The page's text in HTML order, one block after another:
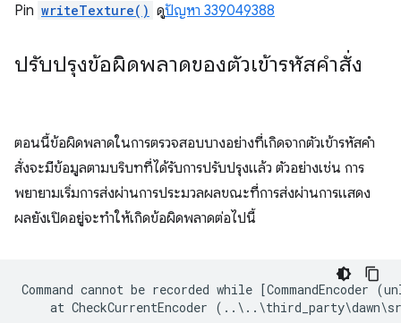
Pin writeTexture() ดูปัญหา 339049388
ปรับปรุงข้อผิดพลาดของตัวเข้ารหัสคำสั่ง
ตอนนี้ข้อผิดพลาดในการตรวจสอบบางอย่างที่เกิดจากตัวเข้ารหัสคำ
สั่งจะมีข้อมูลตามบริบทที่ได้รับการปรับปรุงแล้ว ตัวอย่างเช่น การ
พยายามเริ่มการส่งผ่านการประมวลผลขณะที่การส่งผ่านการแสดง
ผลยังเปิดอยู่จะทำให้เกิดข้อผิดพลาดต่อไปนี้
Command cannot be recorded while